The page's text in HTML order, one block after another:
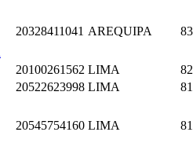
20328411041 AREQUIPA
20100261562 LIMA
20522623998 LIMA
20545754160 LIMA